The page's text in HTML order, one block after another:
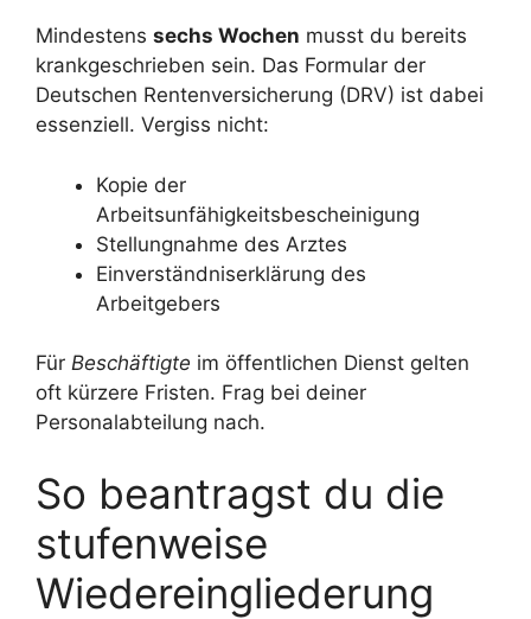
Mindestens sechs Wochen musst du bereits
krankgeschrieben sein. Das Formular der
Deutschen Rentenversicherung (DRV) ist dabei
essenziell. Vergiss nicht:
Kopie der
Arbeitsunfähigkeitsbescheinigung
Stellungnahme des Arztes
Einverständniserklärung des
Arbeitgebers
Für Beschäftigte im öffentlichen Dienst gelten
oft kürzere Fristen. Frag bei deiner
Personalabteilung nach.
So beantragst du die
stufenweise
Wiedereingliederung